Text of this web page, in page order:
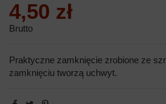
4,50 zł
Brutto
Praktyczne zamknięcie zrobione ze
zamknięciu tworzą uchwyt.